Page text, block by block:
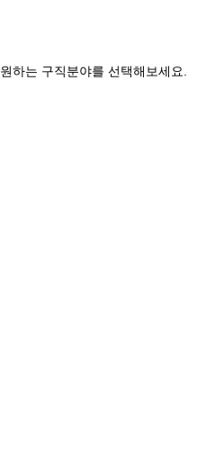
원하는 구직분야를 선택해보세요.